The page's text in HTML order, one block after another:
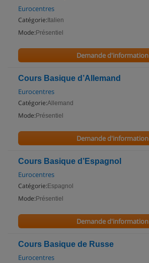
Eurocentres
Catégorie: Italien
Mode: Présentiel
Demande d'information
Cours Basique d’Allemand
Eurocentres
Catégorie:Allemand
Mode: Présentiel
Demande d'information
Cours Basique d’Espagnol
Eurocentres
Catégorie: Espagnol
Mode: Présentiel
Demande d'information
Cours Basique de Russe
Eurocentres